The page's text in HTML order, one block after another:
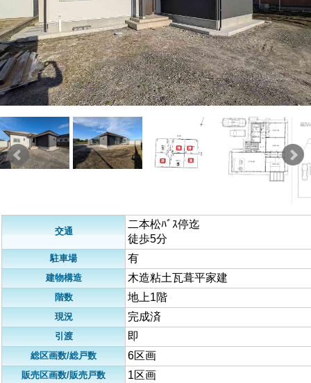
交通
二本松ﾊﾞｽ停迄
徒歩5分
駐車場 有
建物構造 木造粘土瓦葺平家建
階数 地上1階
現況 完成済
引渡 即
総区画数/総戸数 6区画
販売区画数/販売戸数 1区画